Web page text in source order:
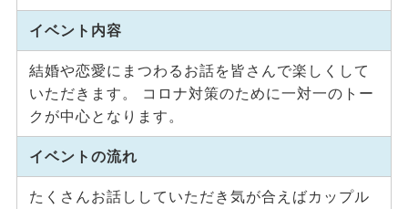
イベント内容
結婚や恋愛にまつわるお話を皆さんで楽しくして
いただきます。 コロナ対策のために一対一のトー
クが中心となります。
イベントの流れ
たくさんお話ししていただき気が合えばカップル